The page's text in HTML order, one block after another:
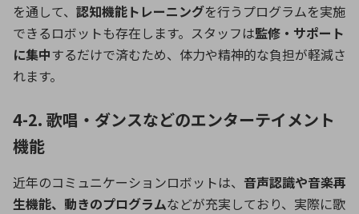
を通して、 認知機能トレーニングを行うプログラムを実施
できるロボットも存在します。スタッフは監修・サポート
に集中するだけで済むため、体力や精神的な負担が軽減さ
れます。
4-2. 歌唱・ダンスなどのエンターテイメント
機能
近年のコミュニケーションロボットは、 音声認識や音楽再
生機能、動きのプログラムなどが充実しており、実際に歌